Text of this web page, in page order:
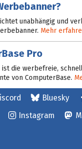
unabhängig und
Mehr
Pro
ist die werbefreie,
von ComputerBase.
Bluesky
Instagram